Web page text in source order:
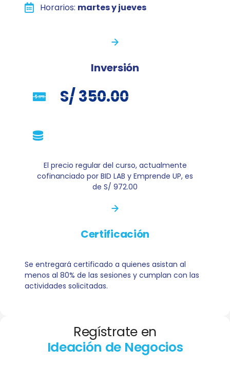
Horarios: martes y jueves
Inversión
S/ 350.00
El precio regular del curso, actualmente
cofinanciado por BID LAB y Emprende UP, es
de S/ 972.00
Certificación
Se entregará certificado a quienes asistan al
menos al 80% de las sesiones y cumplan con las
actividades solicitadas.
Regístrate en
Ideación de Negocios